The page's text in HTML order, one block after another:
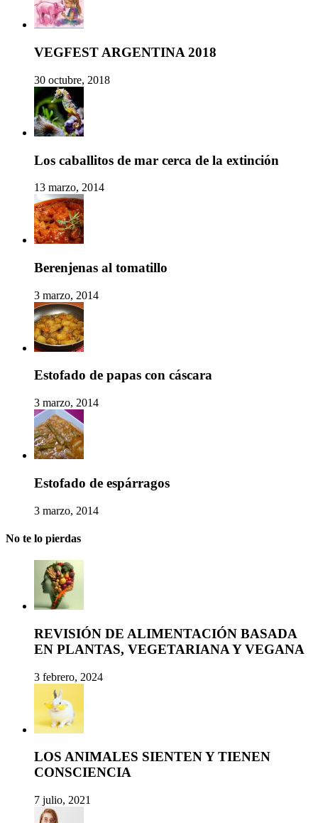
VEGFEST ARGENTINA 2018
30 octubre, 2018
Los caballitos de mar cerca de la extinción
13 marzo, 2014
Berenjenas al tomatillo
3 marzo, 2014
Estofado de papas con cáscara
3 marzo, 2014
Estofado de espárragos
3 marzo, 2014
No te lo pierdas
REVISIÓN DE ALIMENTACIÓN BASADA
EN PLANTAS, VEGETARIANA Y VEGANA
3 febrero, 2024
LOS ANIMALES SIENTEN Y TIENEN
CONSCIENCIA
7 julio, 2021